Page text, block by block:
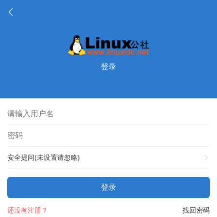
登录
安全提问(未设置请忽略)
登录
找回密码
还没有注册？